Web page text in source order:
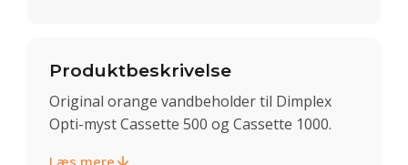
Produktbeskrivelse
Original orange vandbeholder til Dimplex
Opti-myst Cassette 500 og Cassette 1000.
Læs mere